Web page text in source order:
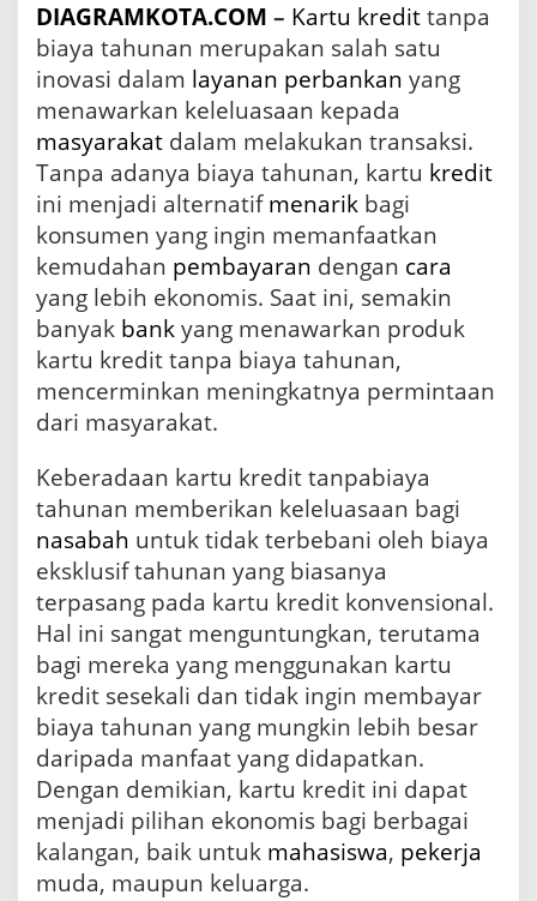
DIAGRAMKOTA.COM – Kartu kredittanpa
biaya tahunan merupakan salah satu
inovasi dalam layanan perbankan yang
menawarkan keleluasaan kepada
masyarakat dalam melakukan transaksi.
Tanpa adanya biaya tahunan, kartu kredit
ini menjadi alternatifmenarik bagi
konsumen yang ingin memanfaatkan
kemudahan pembayaran dengan cara
yang lebih ekonomis. Saat ini, semakin
banyak bankyang menawarkan produk
kartu kredit tanpa biaya tahunan,
mencerminkan meningkatnya permintaan
dari masyarakat.
Keberadaan kartu kredit tanpabiaya
tahunan memberikan keleluasaan bagi
nasabah untuk tidak terbebani oleh biaya
eksklusif tahunan yang biasanya
terpasang pada kartu kredit konvensional.
Hal ini sangat menguntungkan, terutama
bagi mereka yang menggunakan kartu
kredit sesekali dan tidak ingin membayar
biaya tahunan yang mungkin lebih besar
daripada manfaat yang didapatkan.
Dengan demikian, kartu kredit ini dapat
menjadi pilihan ekonomis bagi berbagai
kalangan, baik untuk mahasiswa, pekerja
muda, maupun keluarga.